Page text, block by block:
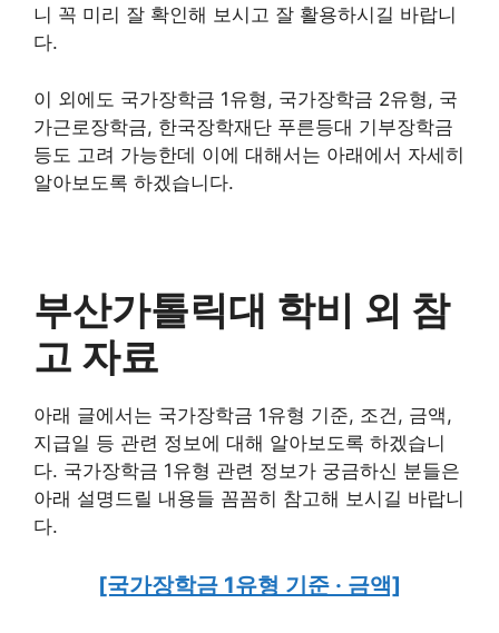
니 꼭 미리 잘 확인해 보시고 잘 활용하시길 바랍니
다.
이 외에도 국가장학금 1유형, 국가장학금 2유형, 국
가근로장학금, 한국장학재단 푸른등대 기부장학금
등도 고려 가능한데 이에 대해서는 아래에서 자세히
알아보도록 하겠습니다.
부산가톨릭대 학비 외 참
고 자료
아래 글에서는 국가장학금 1유형 기준, 조건, 금액,
지급일 등 관련 정보에 대해 알아보도록 하겠습니
다. 국가장학금 1유형 관련 정보가 궁금하신 분들은
아래 설명드릴 내용들 꼼꼼히 참고해 보시길 바랍니
다.
[국가장학금 1유형 기준 · 금액]